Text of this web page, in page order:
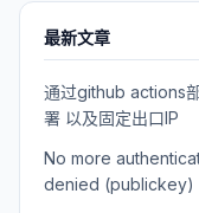
最新文章
通过github actions
署 以及固定出口IP
No more
denied (publickey)